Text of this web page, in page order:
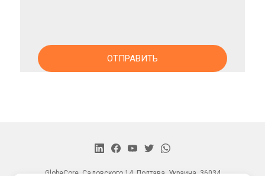
GlobeCore, Садовского 14, Полтава, Украина, 36034